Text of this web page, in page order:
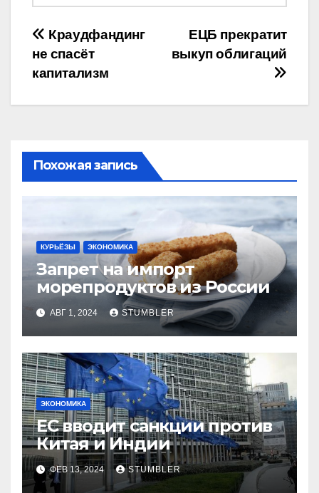
Навигация
по
записям
ЕЦБ прекратит
выкуп облигаций
Краудфандинг
не спасёт
капитализм
Похожая запись
КУРЬЁЗЫ ЭКОНОМИКА
Запрет на импорт
морепродуктов из России
АВГ 1, 2024 STUMBLER
ЭКОНОМИКА
ЕС вводит санкции против
Китая и Индии
ФЕВ 13, 2024 STUMBLER